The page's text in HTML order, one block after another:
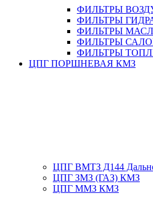
ФИЛЬТРЫ
ФИЛЬТРЫ
ФИЛЬТРЫ
ФИЛЬТРЫ
ФИЛЬТРЫ
ЦПГ ПОРШНЕВАЯ КМЗ
ЦПГ ВМТЗ Д144
ЦПГ ЗМЗ (ГАЗ) КМЗ
ЦПГ ММЗ КМЗ